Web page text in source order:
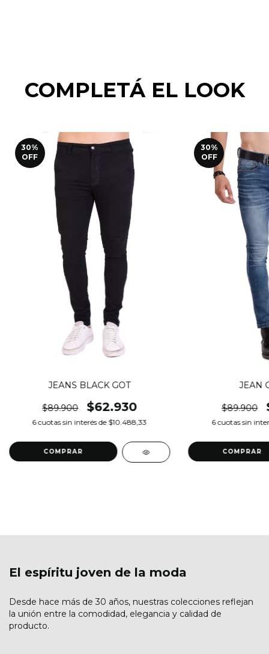
COMPLETÁ EL LOOK
30%
OFF
JEANS BLACK GOT
$89.900 $62.930
6cuotas sin interés de $10.488,33
COMPRAR
30%
OFF
JEAN
$89.900
6cuotas sin
COMPRAR
El espíritu joven de la moda
Desde hace más de 30 años, nuestras colecciones reflejan
la unión entre la comodidad, elegancia y calidad de
producto.